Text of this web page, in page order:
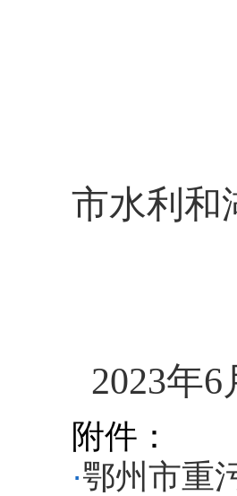
市水利和
2023年6
附件：
·鄂州市重